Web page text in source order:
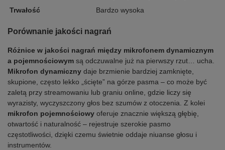
Trwałość
Bardzo wysoka
Porównanie jakości nagrań
Różnice w jakości nagrań między mikrofonem dynamicznym
a pojemnościowym są odczuwalne już na pierwszy rzut… ucha.
Mikrofon dynamiczny daje brzmienie bardziej zamknięte,
skupione, często lekko „ścięte” na górze pasma – co może być
zaletą przy streamowaniu lub graniu online, gdzie liczy się
wyrazisty, wyczyszczony głos bez szumów z otoczenia. Z kolei
mikrofon pojemnościowy oferuje znacznie większą głębię,
otwartość i naturalność – rejestruje szerokie pasmo
częstotliwości, dzięki czemu świetnie oddaje niuanse głosu i
instrumentów.